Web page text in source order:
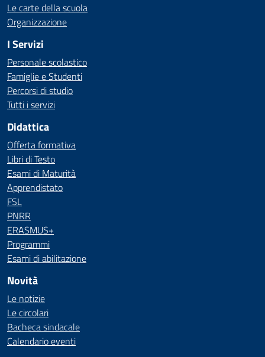
Le carte della scuola
Organizzazione
I Servizi
Personale scolastico
Famiglie e Studenti
Percorsi di studio
Tutti i servizi
Didattica
Offerta formativa
Libri di Testo
Esami di Maturità
Apprendistato
FSL
PNRR
ERASMUS+
Programmi
Esami di abilitazione
Novità
Le notizie
Le circolari
Bacheca sindacale
Calendario eventi